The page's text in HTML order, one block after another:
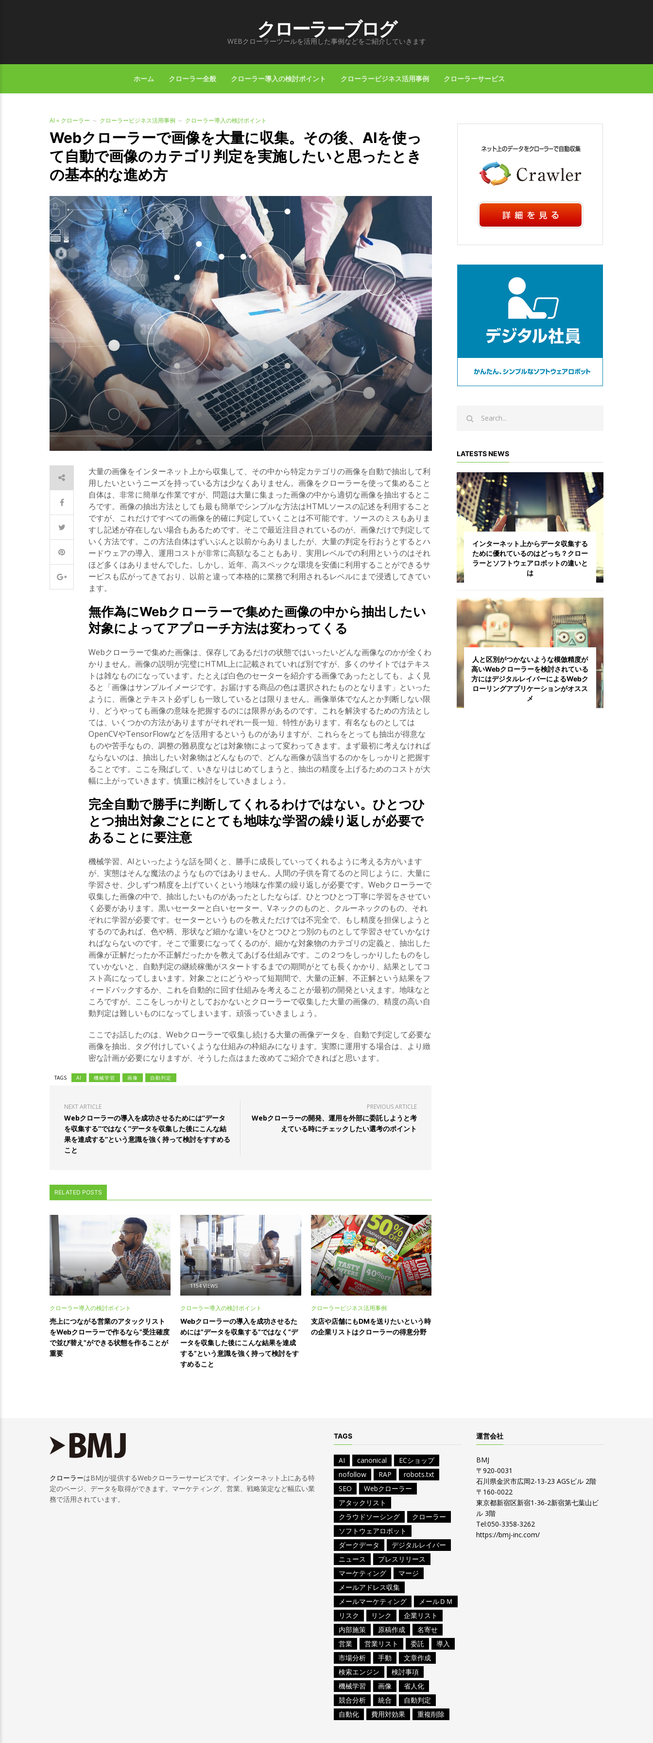
クローラーブログ
WEBクローラーツールを活用した事例などをご紹介していきます
ホーム クローラー全般 クローラー導入の検討ポイント クローラービジネス活用事例 クローラーサービス
AI＋クローラー クローラービジネス活用事例 クローラー導入の検討ポイント
Webクローラーで画像を大量に収集。その後、AIを使っ
て自動で画像のカテゴリ判定を実施したいと思ったとき
の基本的な進め方
大量の画像をインターネット上から収集して、その中から特定カテゴリの画像を自動で抽出して利
用したいというニーズを持っている方は少なくありません。画像をクローラーを使って集めること
自体は、非常に簡単な作業ですが、問題は大量に集まった画像の中から適切な画像を抽出するとこ
ろです。画像の抽出方法としても最も簡単でシンプルな方法はHTMLソースの記述を利用すること
ですが、これだけですべての画像を的確に判定していくことは不可能です。ソースのミスもありま
すし記述が存在しない場合もあるためです。そこで最近注目されているのが、画像だけで判定して
いく方法です。この方法自体はずいぶんと以前からありましたが、大量の判定を行おうとするとハ
ードウェアの導入、運用コストが非常に高額なることもあり、実用レベルでの利用というのはそれ
ほど多くはありませんでした。しかし、近年、高スペックな環境を安価に利用することができるサ
ービスも広がってきており、以前と違って本格的に業務で利用されるレベルにまで浸透してきてい
ます。
無作為にWebクローラーで集めた画像の中から抽出したい
対象によってアプローチ方法は変わってくる
Webクローラーで集めた画像は、保存してあるだけの状態ではいったいどんな画像なのかが全くわ
かりません。画像の説明が完璧にHTML上に記載されていれば別ですが、多くのサイトではテキス
トは雑なものになっています。たとえば白色のセーターを紹介する画像であったとしても、よく見
ると「画像はサンプルイメージです。お届けする商品の色は選択されたものとなります」といった
ように、画像とテキスト必ずしも一致しているとは限りません。画像単体でなんとか判断しない限
り、どうやっても画像の意味を把握するのには限界があるのです。これを解決するための方法とし
ては、いくつかの方法がありますがそれぞれ一長一短、特性があります。有名なものとしては
OpenCVやTensorFlowなどを活用するというものがありますが、これらをとっても抽出が得意な
ものや苦手なもの、調整の難易度などは対象物によって変わってきます。まず最初に考えなければ
ならないのは、抽出したい対象物はどんなもので、どんな画像が該当するのかをしっかりと把握す
ることです。ここを飛ばして、いきなりはじめてしまうと、抽出の精度を上げるためのコストが大
幅に上がっていきます。慎重に検討をしていきましょう。
完全自動で勝手に判断してくれるわけではない。ひとつひ
とつ抽出対象ごとにとても地味な学習の繰り返しが必要で
あることに要注意
機械学習、AIといったような話を聞くと、勝手に成長していってくれるように考える方がいます
が、実態はそんな魔法のようなものではありません。人間の子供を育てるのと同じように、大量に
学習させ、少しずつ精度を上げていくという地味な作業の繰り返しが必要です。Webクローラーで
収集した画像の中で、抽出したいものがあったとしたならば、ひとつひとつ丁寧に学習をさせてい
く必要があります。黒いセーターと白いセーター、Vネックのものと、クルーネックのもの、それ
ぞれに学習が必要です。セーターというものを教えただけでは不完全で、もし精度を担保しようと
するのであれば、色や柄、形状など細かな違いをひとつひとつ別のものとして学習させていかなけ
ればならないのです。そこで重要になってくるのが、細かな対象物のカテゴリの定義と、抽出した
画像が正解だったか不正解だったかを教えてあげる仕組みです。この２つをしっかりしたものをし
ていかないと、自動判定の継続稼働がスタートするまでの期間がとても長くかかり、結果としてコ
スト高になってしまいます。対象ごとにどうやって短期間で、大量の正解、不正解という結果をフ
ィードバックするか、これを自動的に回す仕組みを考えることが最初の開発といえます。地味なと
ころですが、ここをしっかりとしておかないとクローラーで収集した大量の画像の、精度の高い自
動判定は難しいものになってしまいます。頑張っていきましょう。
ここでお話したのは、Webクローラーで収集し続ける大量の画像データを、自動で判定して必要な
画像を抽出、タグ付けしていくような仕組みの枠組みになります。実際に運用する場合は、より緻
密な計画が必要になりますが、そうした点はまた改めてご紹介できればと思います。
TAGS AI 機械学習 画像 自動判定
NEXT ARTICLE
Webクローラーの導入を成功させるためには”データ
を収集する”ではなく”データを収集した後にこんな結
果を達成する”という意識を強く持って検討をすすめる
こと
PREVIOUS ARTICLE
Webクローラーの開発、運用を外部に委託しようと考
えている時にチェックしたい選考のポイント
RELATED POSTS
クローラー導入の検討ポイント
売上につながる営業のアタックリスト
をWebクローラーで作るなら”受注確度
で並び替え”ができる状態を作ることが
重要
1154 VIEWS
クローラー導入の検討ポイント
Webクローラーの導入を成功させるた
めには”データを収集する”ではなく”デ
ータを収集した後にこんな結果を達成
する”という意識を強く持って検討をす
すめること
クローラービジネス活用事例
支店や店舗にもDMを送りたいという時
の企業リストはクローラーの得意分野
LATESTS NEWS
インターネット上からデータ収集する
ために優れているのはどっち？クロー
ラーとソフトウェアロボットの違いと
は
人と区別がつかないような模倣精度が
高いWebクローラーを検討されている
方にはデジタルレイバーによるWebク
ローリングアプリケーションがオスス
メ
クローラーはBMJが提供するWebクローラーサービスです。インターネット上にある特
定のページ、データを取得ができます。マーケティング、営業、戦略策定など幅広い業
務で活用されています。
TAGS
AI canonical
ECショップ
nofollow
RAP
robots.txt
SEO
Webクローラー
アタックリスト
クラウドソーシング
クローラー
ソフトウェアロボット
ダークデータ
デジタルレイバー
ニュース
プレスリリース
マーケティング
マージ
メールアドレス収集
メールマーケティング
メールＤＭ
リスク
リンク
企業リスト
内部施策
原稿作成
名寄せ
営業
営業リスト 委託
導入
市場分析
手動
文章作成
検索エンジン
検討事項
機械学習
画像
省人化
競合分析
統合
自動判定
自動化
費用対効果 重複削除
運営会社
BMJ
〒920-0031
石川県金沢市広岡2-13-23 AGSビル 2階
〒160-0022
東京都新宿区新宿1-36-2新宿第七葉山ビ
ル 3階
Tel:050-3358-3262
https://bmj-inc.com/